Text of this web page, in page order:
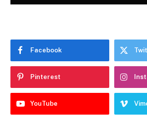
Facebook
Pinterest
YouTube